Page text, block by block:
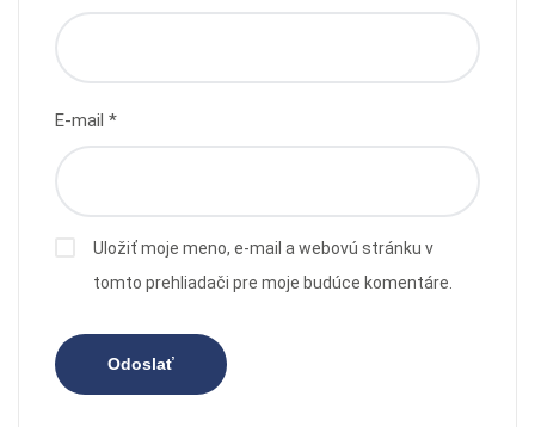
E-mail *
Uložiť moje meno, e-mail a webovú stránku v
tomto prehliadači pre moje budúce komentáre.